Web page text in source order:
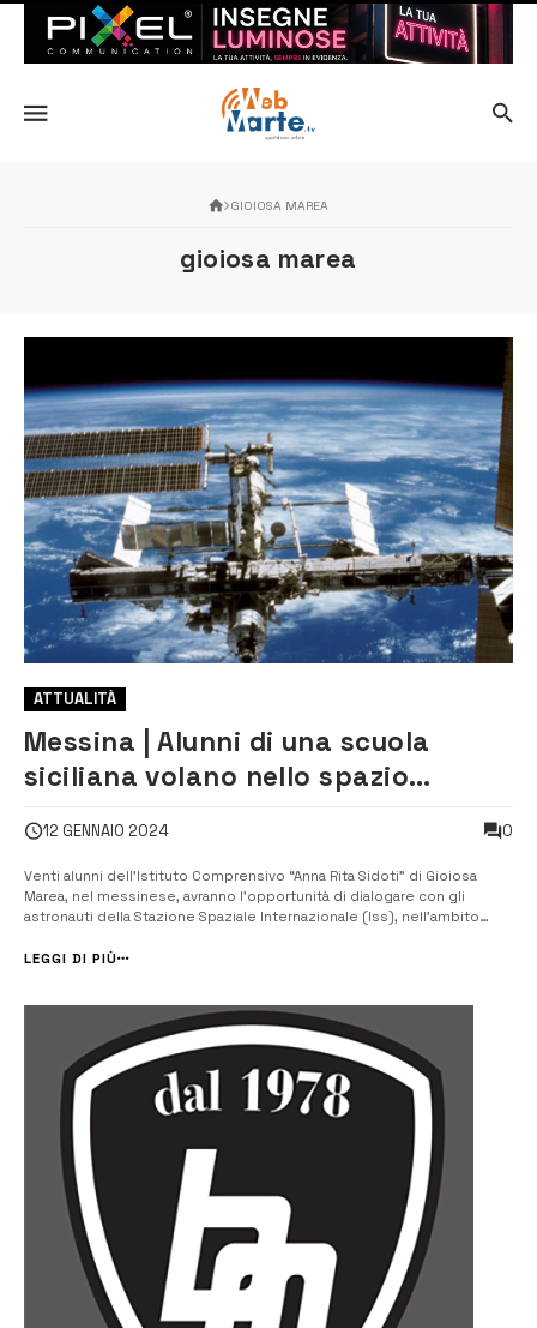
GIOIOSA MAREA
gioiosa marea
ATTUALITÀ
Messina | Alunni di una scuola
siciliana volano nello spazio
12 GENNAIO 2024 0
Venti alunni dell’Istituto Comprensivo “Anna Rita Sidoti” di Gioiosa
Marea, nel messinese, avranno l’opportunità di dialogare con gli
astronauti della Stazione Spaziale Internazionale (Iss), nell’ambito
commerciale dell’azienda statunitense Axio...
LEGGI DI PIÙ